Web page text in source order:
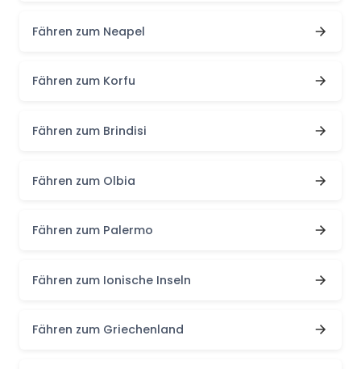
Fähren zum Neapel
Fähren zum Korfu
Fähren zum Brindisi
Fähren zum Olbia
Fähren zum Palermo
Fähren zum Ionische Inseln
Fähren zum Griechenland